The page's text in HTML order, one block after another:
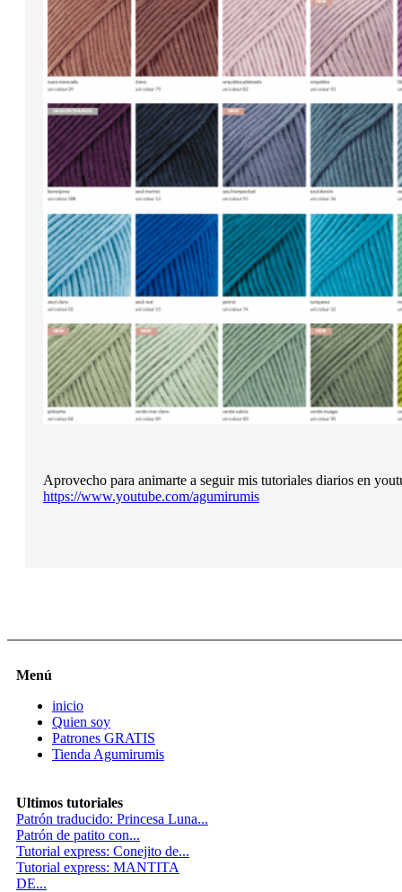
Aprovecho para animarte a seguir mis tutoriales diarios en
https://www.youtube.com/agumirumis
Menú
inicio
Quien soy
Patrones GRATIS
Tienda Agumirumis
Ultimos tutoriales
Patrón traducido: Princesa Luna...
Patrón de patito con...
Tutorial express: Conejito de...
Tutorial express: MANTITA
DE...